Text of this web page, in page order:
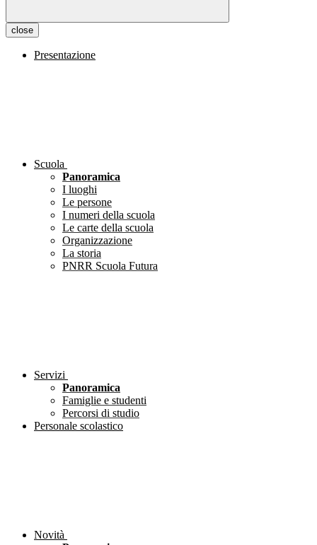
close
Presentazione
Scuola
Panoramica
I luoghi
Le persone
I numeri della scuola
Le carte della scuola
Organizzazione
La storia
PNRR Scuola Futura
Servizi
Panoramica
Famiglie e studenti
Percorsi di studio
Personale scolastico
Novità